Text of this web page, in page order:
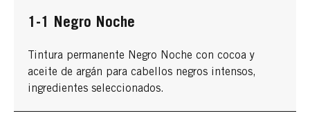
1-1 Negro Noche
Tintura permanente Negro Noche con cocoa y
aceite de argán para cabellos negros intensos,
ingredientes seleccionados.